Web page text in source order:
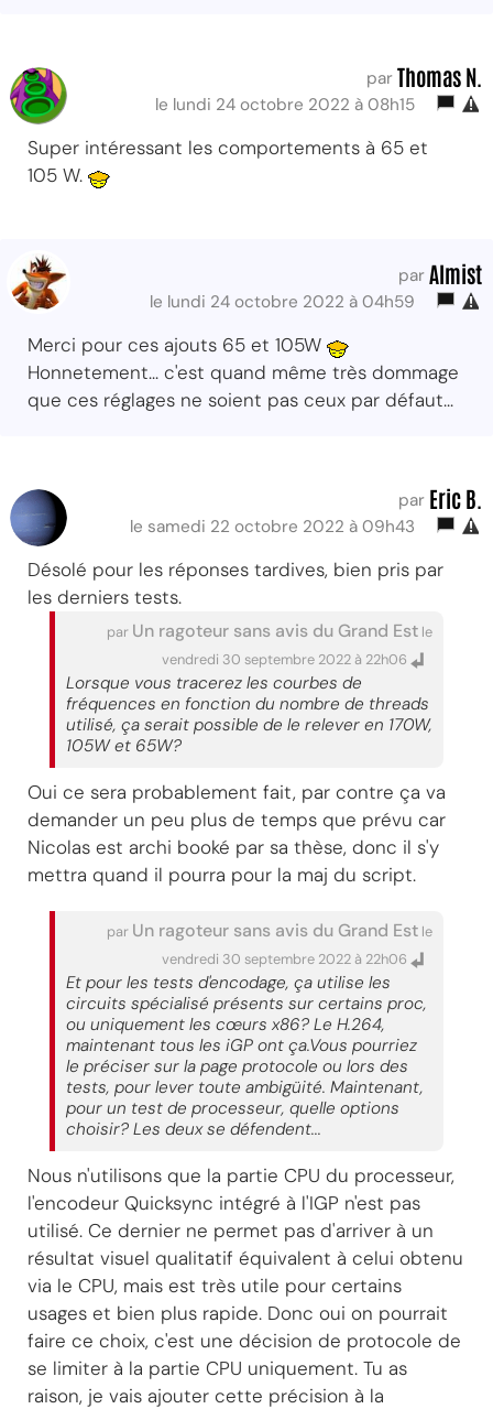
par Thomas N.
le lundi 24 octobre 2022 à 08h15
Super intéressant les comportements à 65 et
105 W.
par Almist
le lundi 24 octobre 2022 à 04h59
Merci pour ces ajouts 65 et 105W
Honnetement... c'est quand même très dommage
que ces réglages ne soient pas ceux par défaut...
par Eric B.
le samedi 22 octobre 2022 à 09h43
Désolé pour les réponses tardives, bien pris par
les derniers tests.
par Un ragoteur sans avis du Grand Est le
vendredi 30 septembre 2022 à 22h06
Lorsque vous tracerez les courbes de
fréquences en fonction du nombre de threads
utilisé, ça serait possible de le relever en 170W,
105W et 65W?
Oui ce sera probablement fait, par contre ça va
demander un peu plus de temps que prévu car
Nicolas est archi booké par sa thèse, donc il s'y
mettra quand il pourra pour la maj du script.
par Un ragoteur sans avis du Grand Est le
vendredi 30 septembre 2022 à 22h06
Et pour les tests d'encodage, ça utilise les
circuits spécialisé présents sur certains proc,
ou uniquement les cœurs x86? Le H.264,
maintenant tous les iGP ont ça.Vous pourriez
le préciser sur la page protocole ou lors des
tests, pour lever toute ambigüité. Maintenant,
pour un test de processeur, quelle options
choisir? Les deux se défendent...
Nous n'utilisons que la partie CPU du processeur,
l'encodeur Quicksync intégré à l'IGP n'est pas
utilisé. Ce dernier ne permet pas d'arriver à un
résultat visuel qualitatif équivalent à celui obtenu
via le CPU, mais est très utile pour certains
usages et bien plus rapide. Donc oui on pourrait
faire ce choix, c'est une décision de protocole de
se limiter à la partie CPU uniquement. Tu as
raison, je vais ajouter cette précision à la